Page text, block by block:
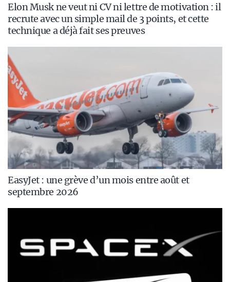
Elon Musk ne veut ni CV ni lettre de motivation : il
recrute avec un simple mail de 3 points, et cette
technique a déjà fait ses preuves
EasyJet : une grève d’un mois entre août et
septembre 2026